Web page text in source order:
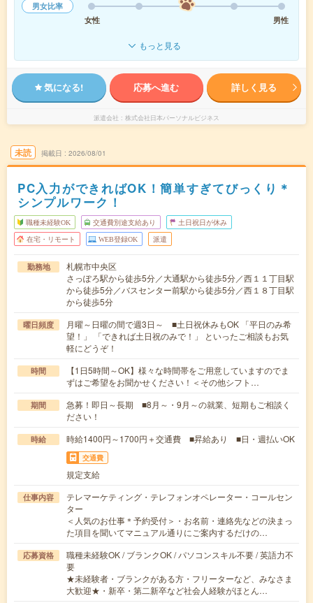
男女比率
女性
男性
もっと見る
気になる! 応募へ進む 詳しく見る
派遣会社 株式会社日本パーソナルビジネス
未読 掲載日 2026/08/01
PC入力ができればOK！簡単すぎてびっくり＊
シンプルワーク！
職種未経験OK 交通費別途支給あり 土日祝日が休み
在宅・リモート WEB登録OK 派遣
勤務地
札幌市中央区
さっぽろ駅から徒歩5分／大通駅から徒歩5分／西１１丁目駅
から徒歩5分／バスセンター前駅から徒歩5分／西１８丁目駅
から徒歩5分
曜日頻度
月曜～日曜の間で週3日～ ■土日祝休みもOK 「平日のみ希
望！」 「できれば土日祝のみで！」 といったご相談もお気
軽にどうぞ！
時間
【1日5時間～OK】様々な時間帯をご用意していますのでま
ずはご希望をお聞かせください！＜その他シフト…
期間
急募！即日～長期 ■8月～・9月～の就業、短期もご相談く
ださい！
時給 時給1400円～1700円＋交通費 ■昇給あり ■日・週払いOK
交通費
規定支給
仕事内容
テレマーケティング・テレフォンオペレーター・コールセン
ター
＜人気のお仕事＊予約受付＞・お名前・連絡先などの決まっ
た項目を聞いてマニュアル通りにご案内するだけの…
応募資格
職種未経験OK / ブランクOK / パソコンスキル不要 / 英語力不
要
★未経験者・ブランクがある方・フリーターなど、みなさま
大歓迎★・新卒・第二新卒など社会人経験がほとん…